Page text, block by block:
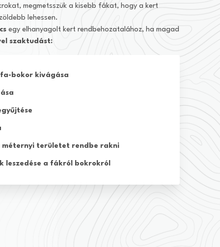
megmetsszük a kisebb fákat, hogy a kert
lehessen.
egy elhanyagolt kert rendbehozatalához, ha magad
szaktudást:
bokor kivágása
területet rendbe rakni
leszedése a fákról bokrokról